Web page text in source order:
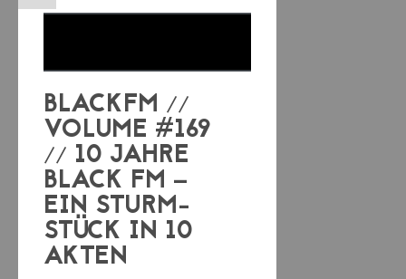
BLACKFM //
VOLUME #169
// 10 JAHRE
BLACK FM –
EIN STURM-
STÜCK IN 10
AKTEN